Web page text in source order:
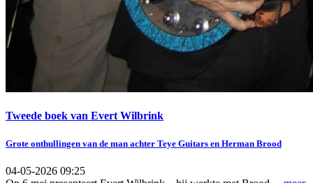
Tweede boek van Evert Wilbrink
Grote onthullingen van de man achter Teye Guitars en Herman Brood
04-05-2026 09:25